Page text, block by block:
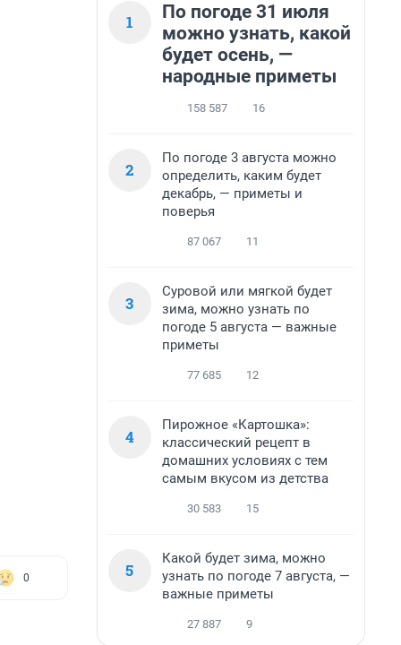
0
1
По погоде 31 июля
можно узнать, какой
будет осень, —
народные приметы
158 587 16
2
По погоде 3 августа можно
определить, каким будет
декабрь, — приметы и
поверья
87 067 11
3
Суровой или мягкой будет
зима, можно узнать по
погоде 5 августа — важные
приметы
77 685 12
4
Пирожное «Картошка»:
классический рецепт в
домашних условиях с тем
самым вкусом из детства
30 583 15
5
Какой будет зима, можно
узнать по погоде 7 августа, —
важные приметы
27 887 9